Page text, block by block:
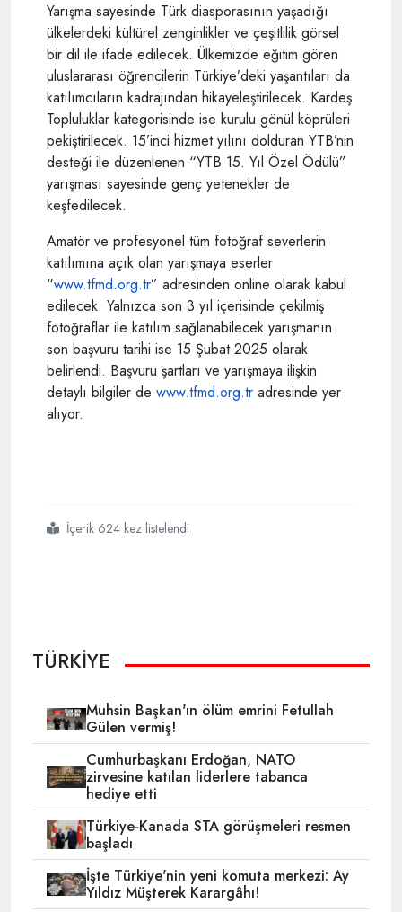
Yarışma sayesinde Türk diasporasının yaşadığı
ülkelerdeki kültürel zenginlikler ve çeşitlilik görsel
bir dil ile ifade edilecek. Ülkemizde eğitim gören
uluslararası öğrencilerin Türkiye’deki yaşantıları da
katılımcıların kadrajından hikayeleştirilecek. Kardeş
Topluluklar kategorisinde ise kurulu gönül köprüleri
pekiştirilecek. 15’inci hizmet yılını dolduran YTB’nin
desteği ile düzenlenen “YTB 15. Yıl Özel Ödülü”
yarışması sayesinde genç yetenekler de
keşfedilecek.
Amatör ve profesyonel tüm fotoğraf severlerin
katılımına açık olan yarışmaya eserler
“www.tfmd.org.tr” adresinden online olarak kabul
edilecek. Yalnızca son 3 yıl içerisinde çekilmiş
fotoğraflar ile katılım sağlanabilecek yarışmanın
son başvuru tarihi ise 15 Şubat 2025 olarak
belirlendi. Başvuru şartları ve yarışmaya ilişkin
detaylı bilgiler de www.tfmd.org.tr adresinde yer
alıyor.
#ytb
#fmd
#özel ödül
İçerik 624 kez listelendi
TÜRKİYE
Muhsin Başkan'ın ölüm emrini Fetullah
Gülen vermiş!
Cumhurbaşkanı Erdoğan, NATO
zirvesine katılan liderlere tabanca
hediye etti
Türkiye-Kanada STA görüşmeleri resmen
başladı
İşte Türkiye'nin yeni komuta merkezi: Ay
Yıldız Müşterek Karargâhı!